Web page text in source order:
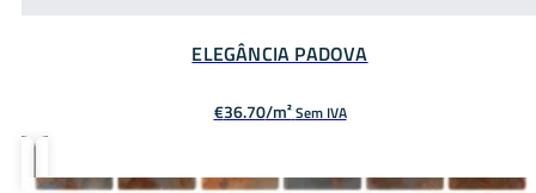
ELEGÂNCIA PADOVA
€36.70 Sem IVA